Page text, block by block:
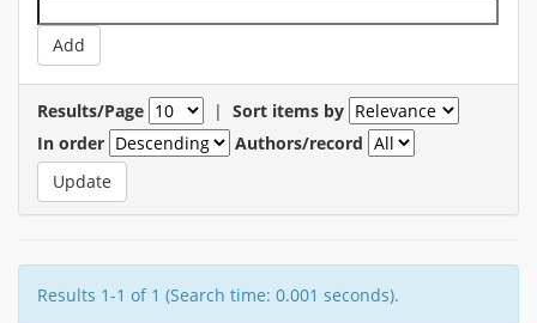
Results/Page | Sort items by
In order
Authors/record
Results 1-1 of 1 (Search time: 0.001 seconds).